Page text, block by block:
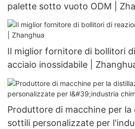
palette sotto vuoto ODM |
Il miglior fornitore di bollitori
acciaio inossidabile |
Produttore di macchine per la
sottili personalizzate per